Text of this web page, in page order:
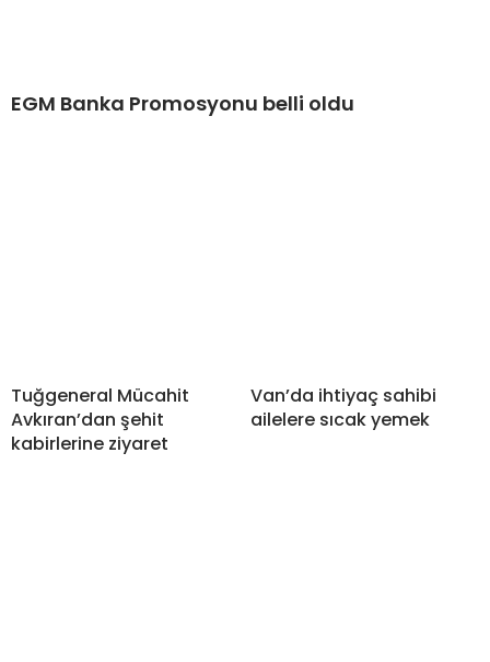
EGM Banka Promosyonu belli oldu
Tuğgeneral Mücahit
Avkıran’dan şehit
kabirlerine ziyaret
Van’da ihtiyaç sahibi
ailelere sıcak yemek